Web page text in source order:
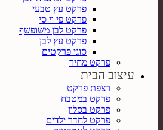
פרקט עץ טבעי
פרקט פי וי סי
פרקט לבן משופשף
פרקט עץ לבן
סוגי פרקטים
פרקט מחיר
עיצוב הבית
רצפת פרקט
פרקט במטבח
פרקט בסלון
פרקט לחדר ילדים